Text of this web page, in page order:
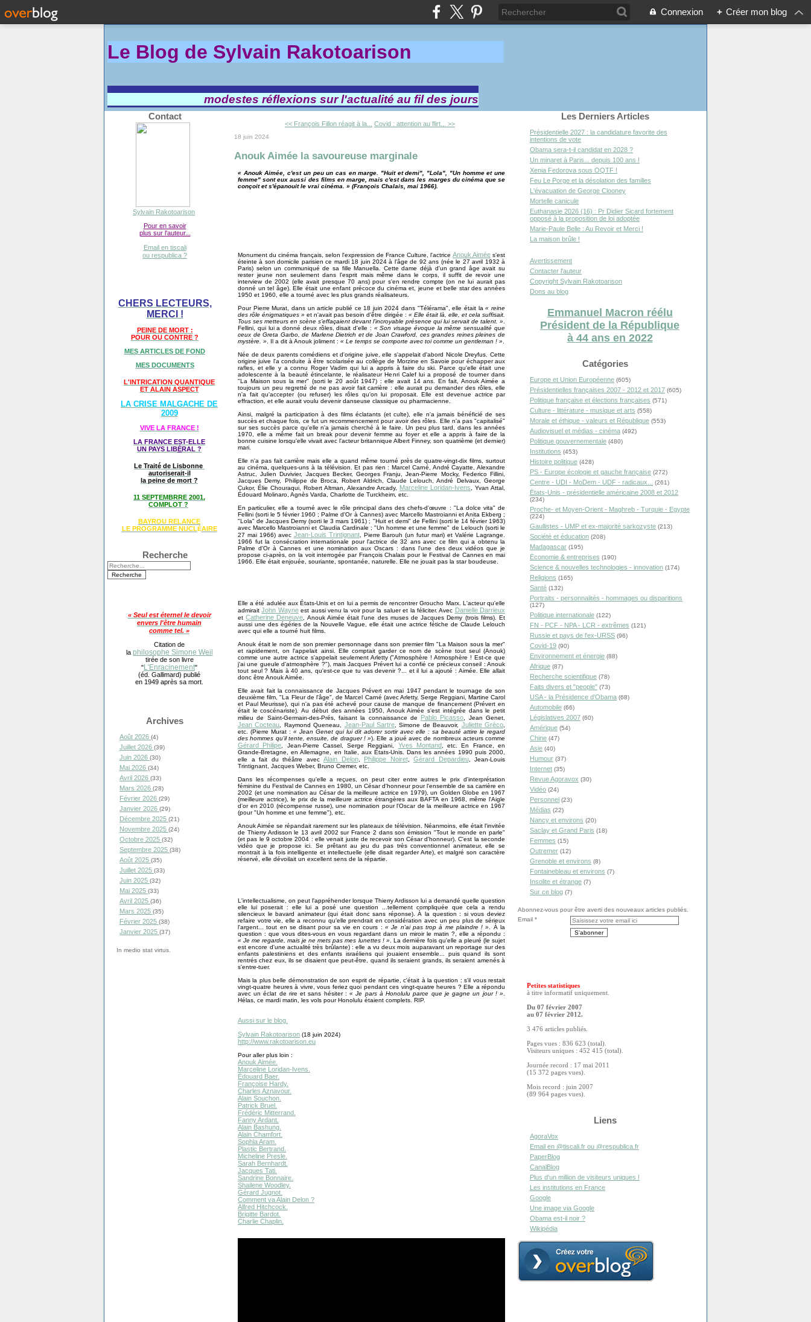
Connexion + Créer mon blog
Le Blog de Sylvain Rakotoarison
modestes réflexions sur l'actualité au fil des jours
Contact
Sylvain Rakotoarison
Pour en savoir
plus sur l'auteur...
Email en tiscali
ou respublica ?
CHERS LECTEURS,
MERCI !
PEINE DE MORT :
POUR OU CONTRE ?
MES ARTICLES DE FOND
MES DOCUMENTS
L'INTRICATION QUANTIQUE
ET ALAIN ASPECT
LA CRISE MALGACHE DE
2009
VIVE LA FRANCE !
LA FRANCE EST-ELLE
UN PAYS LIBÉRAL ?
Le Traité de Lisbonne
autoriserait-il
la peine de mort ?
11 SEPTEMBRRE 2001,
COMPLOT ?
BAYROU RELANCE
LE PROGRAMME NUCLÉAIRE
Recherche
« Seul est éternel le devoir
envers l'être humain
comme tel. »
Citation de
la philosophe Simone Weil
tirée de son livre
"L'Enracinement"
(éd. Gallimard) publié
en 1949 après sa mort.
Archives
Août 2026 (4)
Juillet 2026 (39)
Juin 2026 (30)
Mai 2026 (34)
Avril 2026 (33)
Mars 2026 (28)
Février 2026 (29)
Janvier 2026 (29)
Décembre 2025 (21)
Novembre 2025 (24)
Octobre 2025 (32)
Septembre 2025 (38)
Août 2025 (35)
Juillet 2025 (33)
Juin 2025 (32)
Mai 2025 (33)
Avril 2025 (36)
Mars 2025 (35)
Février 2025 (38)
Janvier 2025 (37)
In medio stat virtus.
<< François Fillon réagit à la... Covid : attention au flirt... >>
18 juin 2024
Anouk Aimée la savoureuse marginale
« Anouk Aimée, c'est un peu un cas en marge. "Huit et demi", "Lola", "Un homme et une
femme" sont eux aussi des films en marge, mais c'est dans les marges du cinéma que se
conçoit et s'épanouit le vrai cinéma. » (François Chalais, mai 1966).
Monument du cinéma français, selon l'expression de France Culture, l'actrice Anouk Aimée s'est
éteinte à son domicile parisien ce mardi 18 juin 2024 à l'âge de 92 ans (née le 27 avril 1932 à
Paris) selon un communiqué de sa fille Manuella. Cette dame déjà d'un grand âge avait su
rester jeune non seulement dans l'esprit mais même dans le corps, il suffit de revoir une
interview de 2002 (elle avait presque 70 ans) pour s'en rendre compte (on ne lui aurait pas
donné un tel âge). Elle était une enfant précoce du cinéma et, jeune et belle star des années
1950 et 1960, elle a tourné avec les plus grands réalisateurs.
Pour Pierre Murat, dans un article publié ce 18 juin 2024 dans "Télérama", elle était la« reine
des rôle énigmatiques » et n'avait pas besoin d'être dirigée : « Elle était là, elle, et cela suffisait.
Tous ses metteurs en scène s’effaçaient devant l’incroyable présence qui lui servait de talent. »
Fellini, qui lui a donné deux rôles, disait d'elle : « Son visage évoque la même sensualité que
ceux de Greta Garbo, de Marlene Dietrich et de Joan Crawford, ces grandes reines pleines de
mystère. » . Il a dit à Anouk joliment : « Le temps se comporte avec toi comme un gentleman ! »
Née de deux parents comédiens et d'origine juive, elle s'appelait d'abord Nicole Dreyfus. Cette
origine juive l'a conduite à être scolarisée au collège de Morzine en Savoie pour échapper aux
rafles, et elle y a connu Roger Vadim qui lui a appris à faire du ski. Parce qu'elle était une
adolescente à la beauté étincelante, le réalisateur Henri Calef lui a proposé de tourner dans
"La Maison sous la mer" (sorti le 20 août 1947) : elle avait 14 ans. En fait, Anouk Aimée a
toujours un peu regretté de ne pas avoir fait carrière : elle aurait pu demander des rôles, elle
n'a fait qu'accepter (ou refuser) les rôles qu'on lui proposait. Elle est devenue actrice par
effraction, et elle aurait voulu devenir danseuse classique ou pharmacienne.
Ainsi, malgré la participation à des films éclatants (et culte), elle n'a jamais bénéficié de ses
succès et chaque fois, ce fut un recommencement pour avoir des rôles. Elle n'a pas "capitalisé"
sur ses succès parce qu'elle n'a jamais cherché à le faire. Un peu plus tard, dans les années
1970, elle a même fait un break pour devenir femme au foyer et elle a appris à faire de la
bonne cuisine lorsqu'elle vivait avec l'acteur britannique Albert Finney, son quatrième (et dernier)
mari.
Elle n'a pas fait carrière mais elle a quand même tourné près de quatre-vingt-dix films, surtout
au cinéma, quelques-uns à la télévision. Et pas rien : Marcel Carné, André Cayatte, Alexandre
Astruc, Julien Duvivier, Jacques Becker, Georges Franju, Jean-Pierre Mocky, Federico Fillini,
Jacques Demy, Philippe de Broca, Robert Aldrich, Claude Lelouch, André Delvaux, George
Cukor, Élie Chouraqui, Robert Altman, Alexandre Arcady, Marceline Loridan-Ivens
, Yvan Attal,
Édouard Molinaro, Agnès Varda, Charlotte de Turckheim, etc.
En particulier, elle a tourné avec le rôle principal dans des chefs-d'œuvre : "La dolce vita" de
Fellini (sorti le 5 février 1960 ; Palme d'Or à Cannes) avec Marcello Mastroianni et Anita Ekberg ;
"Lola" de Jacques Demy (sorti le 3 mars 1961) ; "Huit et demi" de Fellini (sorti le 14 février 1963)
avec Marcello Mastroianni et Claudia Cardinale ; "Un homme et une femme" de Lelouch (sorti le
27 mai 1966) avec Jean-Louis Trintignant, Pierre Barouh (un futur mari) et Valérie Lagrange.
1966 fut la consécration internationale pour l'actrice de 32 ans avec ce film qui a obtenu la
Palme d'Or à Cannes et une nomination aux Oscars : dans l'une des deux vidéos que je
propose ci-après, on la voit interrogée par François Chalais pour le Festival de Cannes en mai
1966. Elle était enjouée, souriante, spontanée, naturelle. Elle ne jouait pas la star boudeuse.
Elle a été adulée aux États-Unis et on lui a permis de rencontrer Groucho Marx. L'acteur qu'elle
admiraitJohn Wayneest aussi venu la voir pour la saluer et la féliciter. Avec Danielle Darrieux
etCatherine Deneuve , Anouk Aimée était l'une des muses de Jacques Demy (trois films). Et
aussi une des égéries de la Nouvelle Vague, elle était une actrice fétiche de Claude Lelouch
avec qui elle a tourné huit films.
Anouk était le nom de son premier personnage dans son premier film "La Maison sous la mer"
et rapidement, on l'appelait ainsi. Elle comptait garder ce nom de scène tout seul (Anouk)
comme une autre actrice s'appelait seulement Arletty ("Atmosphère ! Atmosphère ! Est-ce que
j'ai une gueule d'atmosphère ?"), mais Jacques Prévert lui a confié ce précieux conseil : Anouk
tout seul ? Mais à 40 ans, qu'est-ce que tu vas devenir ?... et il lui a ajouté : Aimée. Elle allait
donc être Anouk Aimée.
Elle avait fait la connaissance de Jacques Prévert en mai 1947 pendant le tournage de son
deuxième film, "La Fleur de l'âge", de Marcel Carné (avec Arletty, Serge Reggiani, Martine Carol
et Paul Meurisse), qui n'a pas été achevé pour cause de manque de financement (Prévert en
était le coscénariste). Au début des années 1950, Anouk Aimée s'est intégrée dans le petit
milieu de Saint-Germain-des-Prés, faisant la connaissance de Pablo Picasso , Jean Genet,
Jean Cocteau , Raymond Queneau, Jean-Paul Sartre , Simone de Beauvoir, Juliette Gréco
etc. (Pierre Murat : « Jean Genet qui lui dit adorer sortir avec elle : sa beauté attire le regard
des hommes qu’il tente, ensuite, de draguer ! »). Elle a joué avec de nombreux acteurs comme
Gérard Philipe , Jean-Pierre Cassel, Serge Reggiani, Yves Montand , etc. En France, en
Grande-Bretagne, en Allemagne, en Italie, aux États-Unis. Dans les années 1990 puis 2000,
elle a fait du théâtre avec Alain Delon, Philippe Noiret, Gérard Depardieu, Jean-Louis
Trintignant, Jacques Weber, Bruno Cremer, etc.
Dans les récompenses qu'elle a reçues, on peut citer entre autres le prix d'interprétation
féminine du Festival de Cannes en 1980, un César d'honneur pour l'ensemble de sa carrière en
2002 (et une nomination au César de la meilleure actrice en 1979), un Golden Globe en 1967
(meilleure actrice), le prix de la meilleure actrice étrangères aux BAFTA en 1968, même l'Aigle
d'or en 2010 (récompense russe), une nomination pour l'Oscar de la meilleure actrice en 1967
(pour "Un homme et une femme"), etc.
Anouk Aimée se répandait rarement sur les plateaux de télévision. Néanmoins, elle était l'invitée
de Thierry Ardisson le 13 avril 2002 sur France 2 dans son émission "Tout le monde en parle"
(et pas le 9 octobre 2004 : elle venait juste de recevoir son César d'honneur). C'est la seconde
vidéo que je propose ici. Se prêtant au jeu du pas très conventionnel animateur, elle se
montrait à la fois intelligente et intellectuelle (elle disait regarder Arte), et malgré son caractère
réservé, elle dévoilait un excellent sens de la répartie.
L'intellectualisme, on peut l'appréhender lorsque Thierry Ardisson lui a demandé quelle question
elle lui poserait : elle lui a posé une question ...tellement compliquée que cela a rendu
silencieux le bavard animateur (qui était donc sans réponse). À la question : si vous deviez
refaire votre vie, elle a reconnu qu'elle prendrait en considération avec un peu plus de sérieux
l'argent... tout en se disant pour sa vie en cours : « Je n'ai pas trop à me plaindre ! »
. À la
question : que vous dites-vous en vous regardant dans un miroir le matin ?, elle a répondu :
« Je me regarde, mais je ne mets pas mes lunettes ! » . La dernière fois qu'elle a pleuré (le sujet
est encore d'une actualité très brûlante) : elle a vu deux mois auparavant un reportage sur des
enfants palestiniens et des enfants israéliens qui jouaient ensemble... puis quand ils sont
rentrés chez eux, ils se disaient que peut-être, quand ils seraient grands, ils seraient amenés à
s'entre-tuer.
Mais la plus belle démonstration de son esprit de répartie, c'était à la question : s'il vous restait
vingt-quatre heures à vivre, vous feriez quoi pendant ces vingt-quatre heures ? Elle a répondu
avec un éclat de rire et sans hésiter :« Je pars à Honolulu parce que je gagne un jour ! »
Hélas, ce mardi matin, les vols pour Honolulu étaient complets. RIP.
Aussi sur le blog.
Sylvain Rakotoarison (18 juin 2024)
http://www.rakotoarison.eu
Pour aller plus loin :
Anouk Aimée.
Marceline Loridan-Ivens.
Édouard Baer.
Françoise Hardy.
Charles Aznavour.
Alain Souchon.
Patrick Bruel.
Frédéric Mitterrand.
Fanny Ardant.
Alain Bashung.
Alain Chamfort.
Sophia Aram.
Plastic Bertrand.
Micheline Presle.
Sarah Bernhardt.
Jacques Tati.
Sandrine Bonnaire.
Shailene Woodley.
Gérard Jugnot.
Comment va Alain Delon ?
Alfred Hitchcock.
Brigitte Bardot.
Charlie Chaplin.
Les Derniers Articles
Présidentielle 2027 : la candidature favorite des
intentions de vote
Obama sera-t-il candidat en 2028 ?
Un minaret à Paris... depuis 100 ans !
Xenia Fedorova sous OQTF !
Feu Le Porge et la désolation des familles
L'évacuation de George Clooney
Mortelle canicule
Euthanasie 2026 (16) : Pr Didier Sicard fortement
opposé à la proposition de loi adoptée
Marie-Paule Belle : Au Revoir et Merci !
La maison brûle !
Avertissement
Contacter l'auteur
Copyright Sylvain Rakotoarison
Dons au blog
Emmanuel Macron réélu
Président de la République
à 44 ans en 2022
Catégories
Europe et Union Européenne (605)
Présidentielles françaises 2007 - 2012 et 2017 (605)
Politique française et élections françaises (571)
Culture - littérature - musique et arts (558)
Morale et éthique - valeurs et République (553)
Audiovisuel et médias - cinéma (492)
Politique gouvernementale (480)
Institutions (453)
Histoire politique (428)
PS - Europe écologie et gauche française (272)
Centre - UDI - MoDem - UDF - radicaux... (261)
États-Unis - présidentielle américaine 2008 et 2012
(234)
Proche- et Moyen-Orient - Maghreb - Turquie - Egypte
(224)
Gaullistes - UMP et ex-majorité sarkozyste (213)
Société et éducation (208)
Madagascar (195)
Économie & entreprises (190)
Science & nouvelles technologies - innovation (174)
Religions (165)
Santé (132)
Portraits - personnalités - hommages ou disparitions
(127)
Politique internationale (122)
FN - PCF - NPA - LCR - extrêmes (121)
Russie et pays de l'ex-URSS (96)
Covid-19 (90)
Environnement et énergie (88)
Afrique (87)
Recherche scientifique (78)
Faits divers et "people" (73)
USA - la Présidence d'Obama (68)
Automobile (66)
Législatives 2007 (60)
Amérique (54)
Chine (47)
Asie (40)
Humour (37)
Internet (35)
Revue Agoravox (30)
Vidéo (24)
Personnel (23)
Médias (22)
Nancy et environs (20)
Saclay et Grand Paris (18)
Femmes (15)
Outremer (12)
Grenoble et environs (8)
Fontainebleau et environs (7)
Insolite et étrange (7)
Sur ce blog (7)
Abonnez-vous pour être averti des nouveaux articles publiés.
Email
Petites statistiques
à titre informatif uniquement.
Du 07 février 2007
au 07 février 2012.
3 476 articles publiés.
Pages vues : 836 623 (total).
Visiteurs uniques : 452 415 (total).
Journée record : 17 mai 2011
(15 372 pages vues).
Mois record : juin 2007
(89 964 pages vues).
Liens
AgoraVox
Email en @tiscali.fr ou @respublica.fr
PaperBlog
CanalBlog
Plus d'un million de visiteurs uniques !
Les institutions en France
Google
Une image via Google
Obama est-il noir ?
Wikipédia